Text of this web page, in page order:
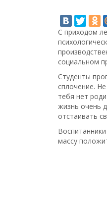
С приходом
социальном
Студенты
сплочение.
тебя нет
жизнь очень
отстаивать
массу